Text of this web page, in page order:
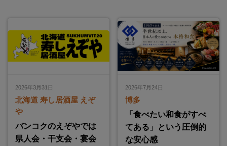
2026年3月31日
北海道 寿し居酒屋 えぞ
や
バンコクのえぞやでは
県人会・干支会・宴会
2026年7月24日
博多
「食べたい和食がすべ
てある」という圧倒的
な安心感